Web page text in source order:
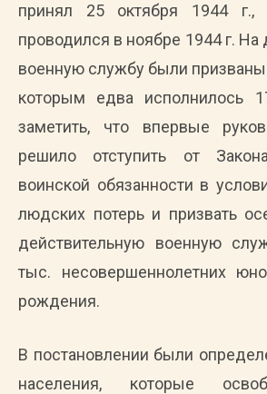
принял 25 октября 1944
проводился в ноябре 1944 г. На
военную службу были
которым едва исполнилось
заметить, что впервые
решило отступить от
воинской обязанности в
людских потерь и призвать
действительную военную
тыс. несовершеннолетних
рождения.
В постановлении были
населения, которые